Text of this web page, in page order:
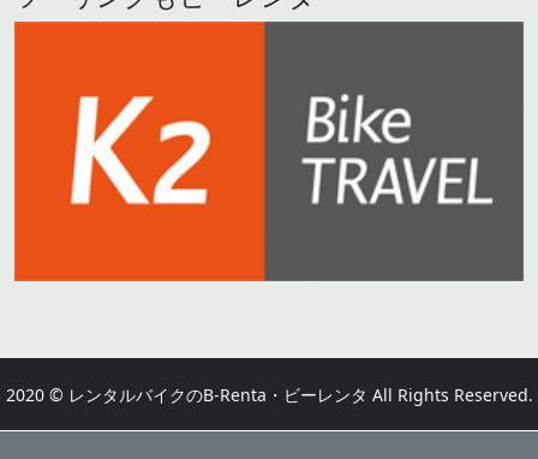
2020 © レンタルバイクのB-Renta・ビーレンタ All Rights Reserved.